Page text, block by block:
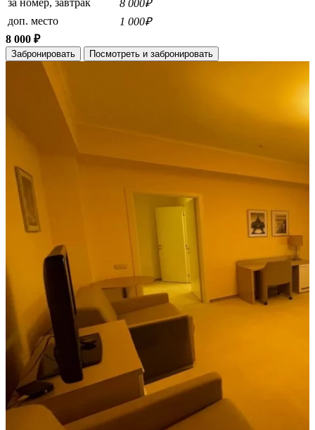
за номер, завтрак
8 000₽
доп. место
1 000₽
8 000 ₽
Забронировать Посмотреть и забронировать